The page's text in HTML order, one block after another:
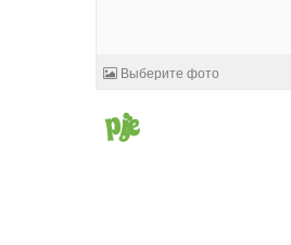
Выберите фото